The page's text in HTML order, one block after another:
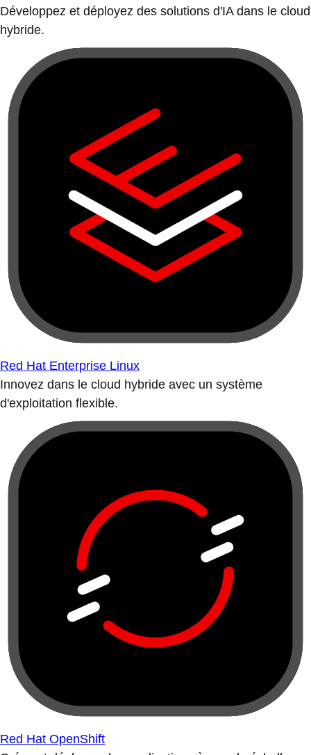
Développez et déployez des solutions d'IA dans le cloud
hybride.
Red Hat Enterprise Linux
Innovez dans le cloud hybride avec un système
d'exploitation flexible.
Red Hat OpenShift